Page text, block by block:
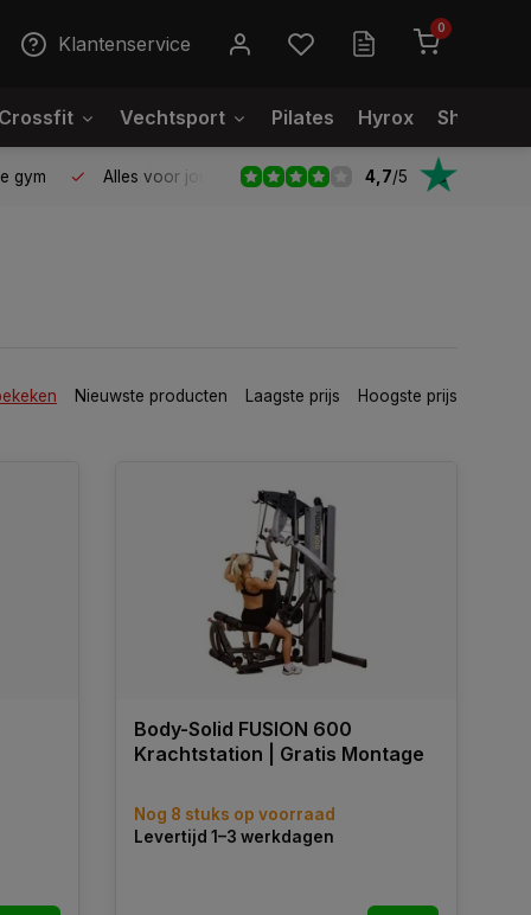
Klantenservice
0
Crossfit Vechtsport Pilates Hyrox
gym Alles voor jouw gym op één plek Voor 95%
4,7/5
Nieuwste producten Laagste prijs Hoogste prijs
Body-Solid FUSION 600
Krachtstation | Gratis Montage
Nog 8 stuks op voorraad
Levertijd 1–3 werkdagen